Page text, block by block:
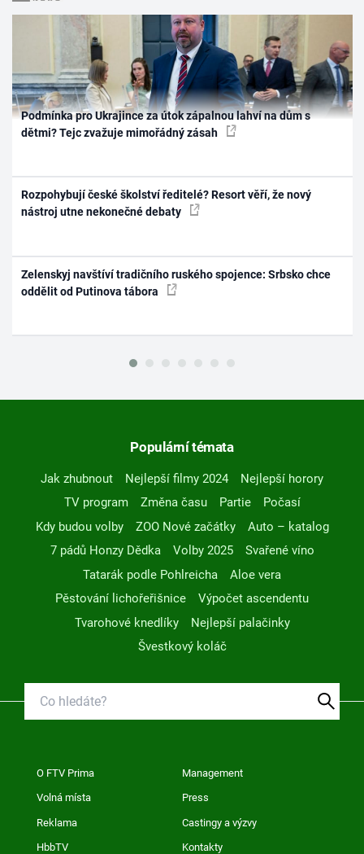
Podmínka pro Ukrajince za útok zápalnou lahví na dům s
dětmi? Tejc zvažuje mimořádný zásah
Rozpohybují české školství ředitelé? Resort věří, že nový
nástroj utne nekonečné debaty
Zelenskyj navštíví tradičního ruského spojence: Srbsko chce
oddělit od Putinova tábora
Populární témata
Jak zhubnout Nejlepší filmy 2024
Nejlepší horory
TV program
Změna času Partie
Počasí
Kdy budou volby
ZOO Nové začátky
Auto – katalog
7 pádů Honzy Dědka
Volby 2025
Svařené víno
Tatarák podle Pohlreicha
Aloe vera
Pěstování lichořeřišnice
Výpočet ascendentu
Tvarohové knedlíky
Nejlepší palačinky
Švestkový koláč
O FTV Prima Management
Volná místa Press
Reklama Castingy a výzvy
HbbTV Kontakty